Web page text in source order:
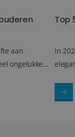
aan
ongelukken
in de
Top
In